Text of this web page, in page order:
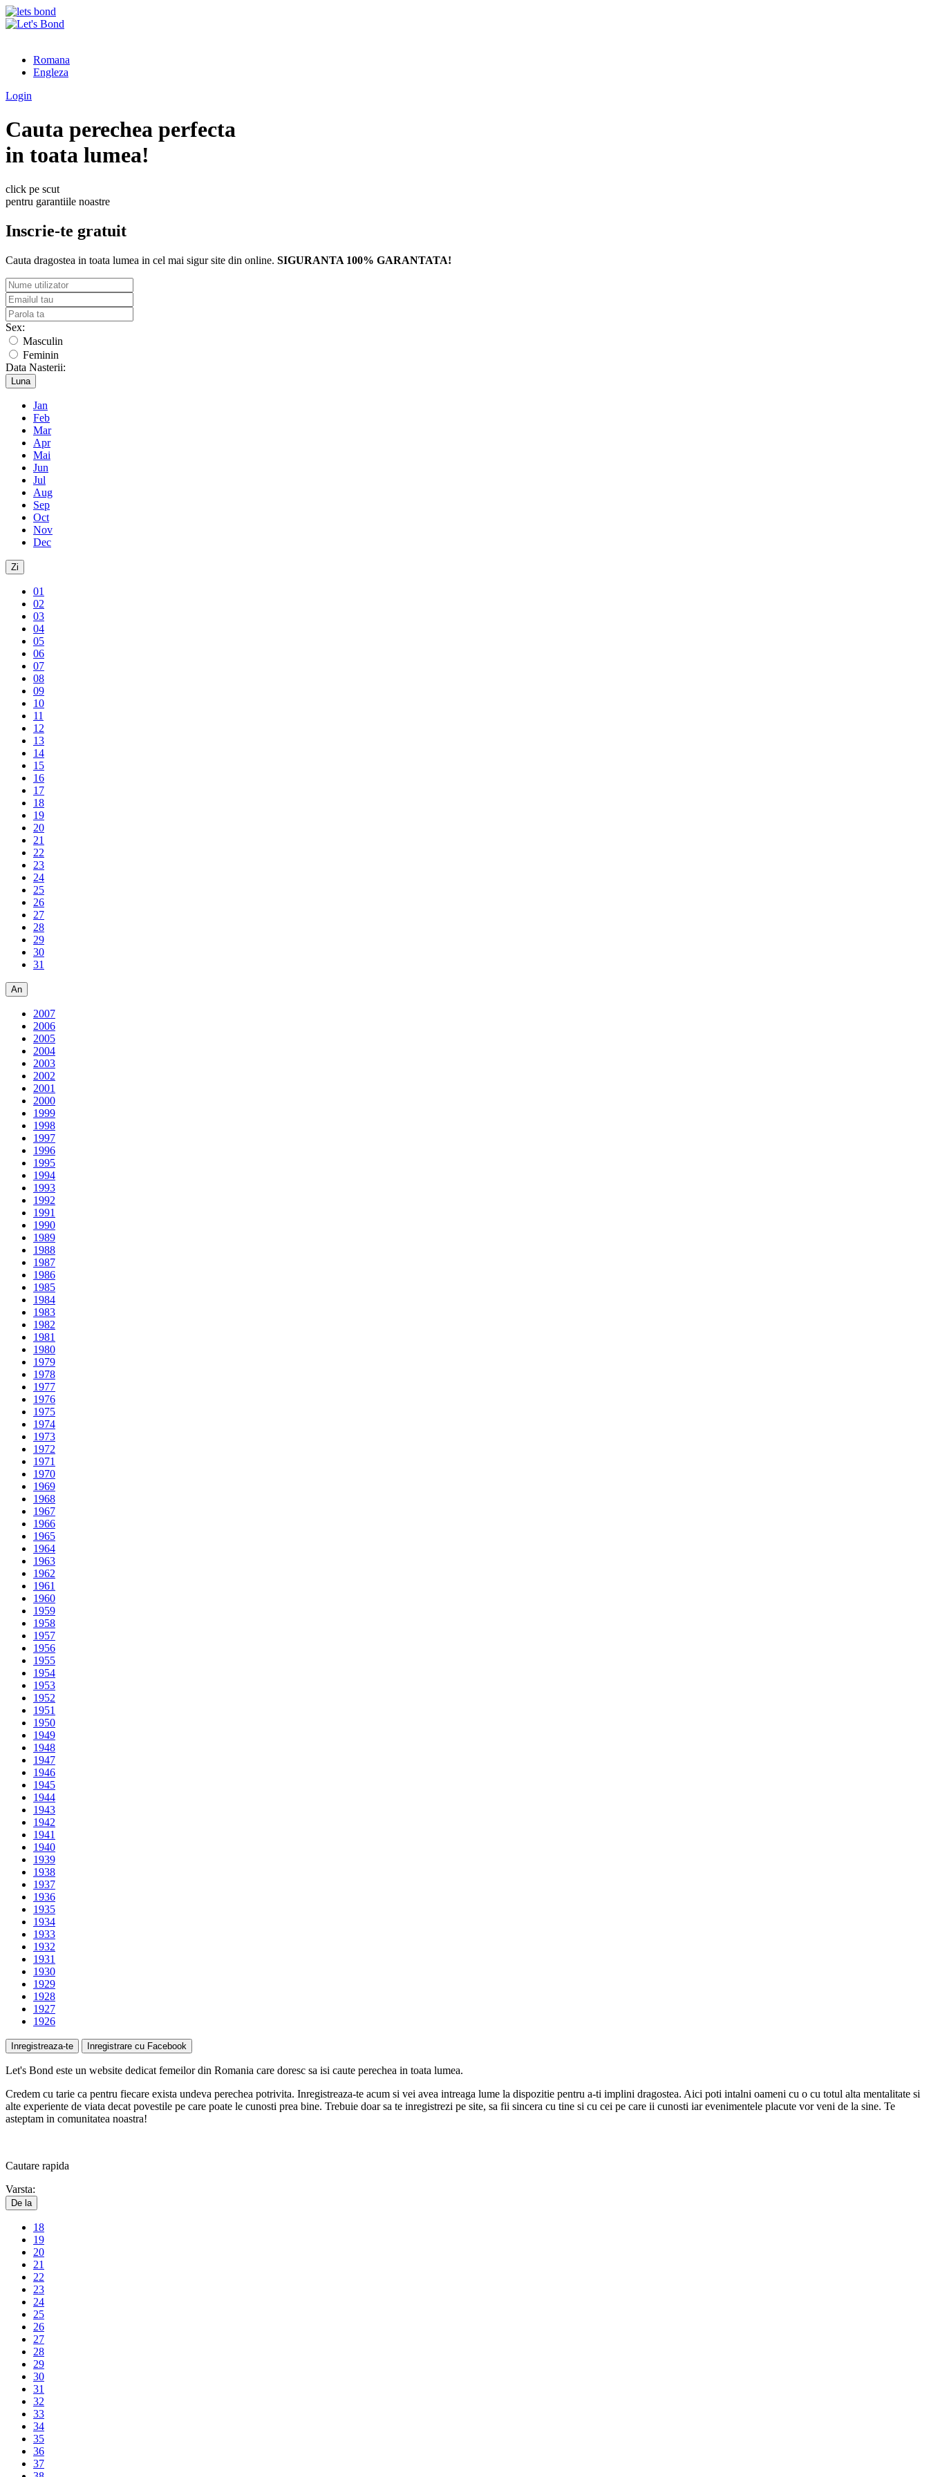
Romana
Engleza
Login
Cauta perechea perfecta
in toata lumea!
click pe scut
pentru garantiile noastre
Inscrie-te gratuit
Cauta dragostea in toata lumea in cel mai sigur site din online. SIGURANTA 100% GARANTATA!
Sex:
Masculin
Feminin
Data Nasterii:
Luna
Jan
Feb
Mar
Apr
Mai
Jun
Jul
Aug
Sep
Oct
Nov
Dec
Zi
01
02
03
04
05
06
07
08
09
10
11
12
13
14
15
16
17
18
19
20
21
22
23
24
25
26
27
28
29
30
31
An
2007
2006
2005
2004
2003
2002
2001
2000
1999
1998
1997
1996
1995
1994
1993
1992
1991
1990
1989
1988
1987
1986
1985
1984
1983
1982
1981
1980
1979
1978
1977
1976
1975
1974
1973
1972
1971
1970
1969
1968
1967
1966
1965
1964
1963
1962
1961
1960
1959
1958
1957
1956
1955
1954
1953
1952
1951
1950
1949
1948
1947
1946
1945
1944
1943
1942
1941
1940
1939
1938
1937
1936
1935
1934
1933
1932
1931
1930
1929
1928
1927
1926
Inregistreaza-te Inregistrare cu Facebook
Let's Bond este un website dedicat femeilordin Romania care doresc sa isi caute perechea in toata lumea.
Credem cu tarie ca pentru fiecare exista undeva perechea potrivita. Inregistreaza-te acum si vei avea intreaga lume la dispozitie pentru a-ti implini dragostea. Aici poti intalni oameni cu o cu totul alta mentalitate si
alte experiente de viata decat povestile pe care poate le cunosti prea bine. Trebuie doar sa te inregistrezi pe site, sa fii sincera cu tine si cu cei pe care ii cunosti iar evenimentele placute vor veni de la sine. Te
asteptam in comunitatea noastra!
Cautare rapida
Varsta:
De la
18
19
20
21
22
23
24
25
26
27
28
29
30
31
32
33
34
35
36
37